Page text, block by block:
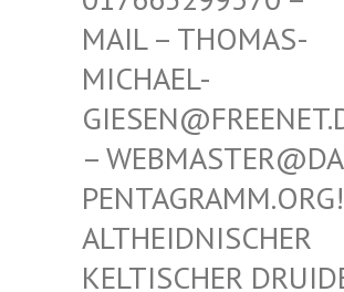
THOMAS-MICHAE
L-GIESEN
@FREENET.DE –
ASTER@DAS-
RAMM.ORG! ALTHEI
DNISCHER KELTIS
CHER DRUIDE! NUR